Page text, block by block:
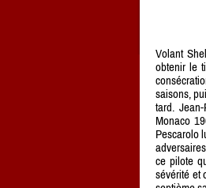
Volant
obtenir le
saisons,
tard.
Monaco
Pescarolo
ce pilote
sévérité et